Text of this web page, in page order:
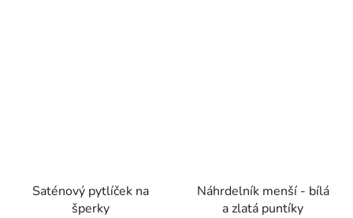
Saténový pytlíček na
šperky
Náhrdelník menší - bílá
a zlatá puntíky